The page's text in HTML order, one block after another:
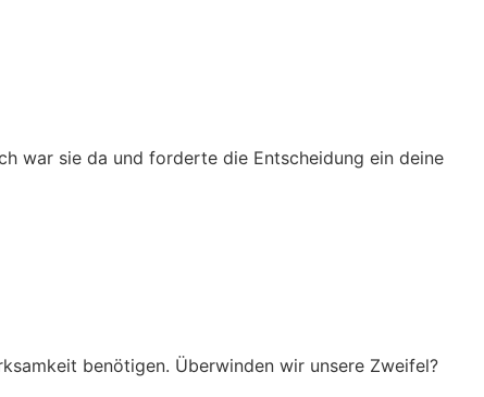
war sie da und forderte die Entscheidung ein deine
benötigen. Überwinden wir unsere Zweifel?